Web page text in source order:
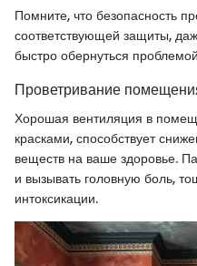
Помните, что безопасность
соответствующей защиты,
быстро обернуться
Проветривание
Хорошая вентиляция в
красками, способствует
веществ на ваше здоровье.
и вызывать головную боль,
интоксикации.